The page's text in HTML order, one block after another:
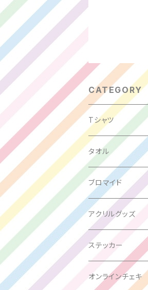
CATEGORY
Tシャツ
箱推し
大場はるか
峰島こまき
西嶋菜々子
竹内月音
タオル
ブロマイド
アクリルグッズ
ステッカー
オンラインチェキ